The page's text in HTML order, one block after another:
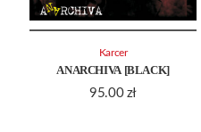
ANARCHIVA [BLACK]
95.00 zł
Karcer